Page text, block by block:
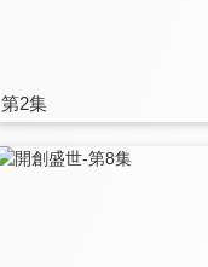
第2集